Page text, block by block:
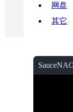
网盘
其它